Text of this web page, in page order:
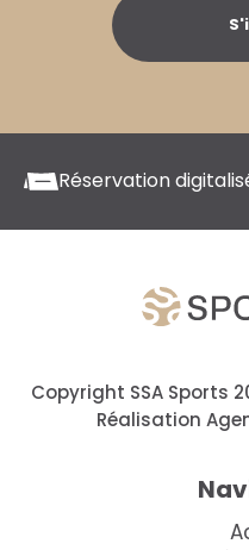
Réservation
Copyright SSA Sports
Réalisation